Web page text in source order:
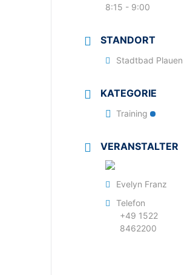
8:15 - 9:00
STANDORT
Stadtbad Plauen
KATEGORIE
Training
VERANSTALTER
Evelyn Franz
Telefon
+49 1522
8462200